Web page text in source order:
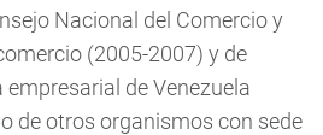
Nacional del Comercio y
(2005-2007) y de
de Venezuela
de otros organismos con sede